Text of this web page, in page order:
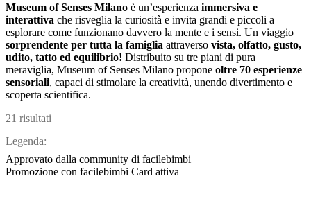
Museum of Senses Milano è un’esperienza immersiva e
interattiva che risveglia la curiosità e invita grandi e piccoli a
esplorare come funzionano davvero la mente e i sensi. Un viaggio
sorprendente per tutta la famiglia attraverso vista, olfatto, gusto,
udito, tatto ed equilibrio! Distribuito su tre piani di pura
meraviglia, Museum of Senses Milano propone oltre 70 esperienze
sensoriali, capaci di stimolare la creatività, unendo divertimento e
scoperta scientifica.
21 risultati
Legenda:
Approvato dalla community di facilebimbi
Promozione con facilebimbi Card attiva